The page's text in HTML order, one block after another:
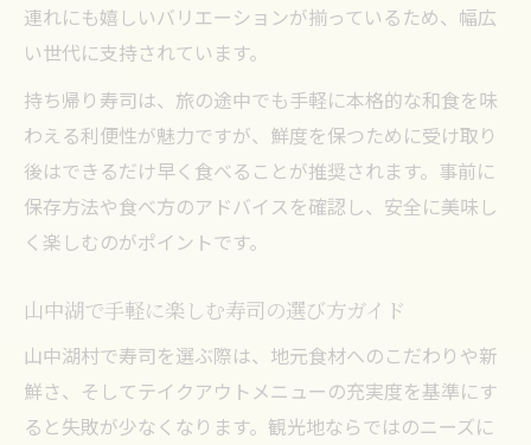
連れにも嬉しいバリエーションが揃っているため、幅広
い世代に支持されています。
持ち帰り寿司は、旅の途中でも手軽に本格的な和食を味
わえる利便性が魅力ですが、鮮度を保つために受け取り
後はできるだけ早く食べることが推奨されます。事前に
保存方法や食べ方のアドバイスを確認し、安全に美味し
く楽しむのがポイントです。
山中湖で手軽に楽しむ寿司の選び方ガイド
山中湖村で寿司を選ぶ際は、地元食材へのこだわりや新
鮮さ、そしてテイクアウトメニューの充実度を基準にす
ると失敗が少なくなります。観光地ならではのニーズに